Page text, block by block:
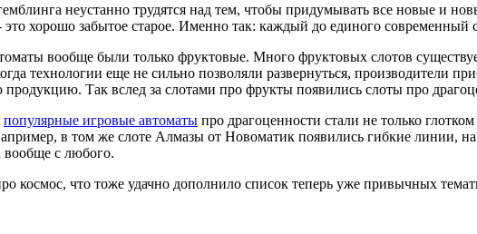
неустанно трудятся над тем, чтобы придумывать все новые и
это хорошо забытое старое. Именно так: каждый до единого
вообще были только фруктовые. Много фруктовых слотов
технологии еще не сильно позволяли развернуться, производители
продукцию. Так вслед за слотами про фрукты появились слоты про
популярные игровые автоматы про драгоценности стали не только
в том же слоте Алмазы от Новоматик появились гибкие линии, на
вообще с любого.
космос, что тоже удачно дополнило список теперь уже привычных